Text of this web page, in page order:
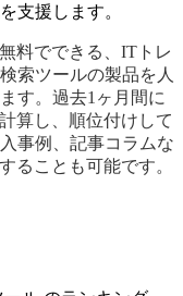
支援します。
料でできる、ITトレ
索ツールの製品を人
す。過去1ヶ月間に
算し、順位付けして
事例、記事コラムな
ることも可能です。